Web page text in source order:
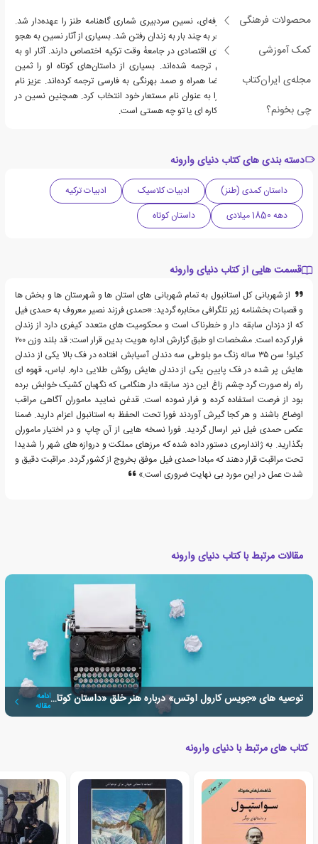
محصولات فرهنگی
کمک آموزشی
مجله‌ی ایران‌کتاب
چی بخونم؟
پس از خدمت افسری حرفه‌ای، نسین سردبیری شماری گاهنامه طنز را عهده‌دار شد.
دیدگاه‌های سیاسی او منجر به چند بار به زندان رفتن شد. بسیاری از آثار نسین به هجو
دیوان‌سالاری و نابرابری‌های اقتصادی در جامعهٔ وقت ترکیه اختصاص دارند. آثار او به
بیش از ۳۰ زبان گوناگون ترجمه شده‌اند. بسیاری از داستان‌های کوتاه او را ثمین
باغچه‌بان، احمد شاملو، رضا همراه و صمد بهرنگی به فارسی ترجمه کرده‌اند. عزیز نام
پدرش بود و او این نام را به عنوان نام مستعار خود انتخاب کرد. همچنین نسین در
زبان ترکی به معنای تو چه کاره ای یا تو چه هستی است.
دسته بندی های کتاب دنیای وارونه
داستان کمدی (طنز) ادبیات کلاسیک
ادبیات ترکیه
دهه 1850 میلادی
داستان کوتاه
قسمت هایی از کتاب دنیای وارونه
از شهربانی کل استانبول به تمام شهربانی های استان ها و شهرستان ها و بخش ها
و قصبات بخشنامه زیر تلگرافی مخابره گردید: «حمدی فرزند نصیر معروف به حمدی فیل
که از دزدان سابقه دار و خطرناک است و محکومیت های متعدد کیفری دارد از زندان
فرار کرده است. مشخصات او طبق گزارش اداره هویت بدین قرار است: قد بلند وزن ۲۰۰
کیلو! سن ۳۵ ساله زنگ مو بلوطی سه دندان آسیابش افتاده در فک بالا یکی از دندان
هایش پر شده در فک پایین یکی از دندان هایش روکش طلایی داره. لباس، قهوه ای
راه راه صورت گرد چشم زاغ این دزد سابقه دار هنگامی که نگهبان کشیک خوابش برده
بود از فرصت استفاده کرده و فرار نموده است. قدغن نمایید ماموران آگاهی مراقب
اوضاع باشند و هر کجا گیرش آوردند فورا تحت الحفظ به استانبول اعزام دارید. ضمنا
عکس حمدی فیل نیر ارسال گردید. فورا نسخه هایی از آن چاپ و در اختیار ماموران
بگذارید. به ژاندارمری دستور داده شده که مرزهای مملکت و دروازه های شهر را شدیدا
تحت مراقبت قرار دهند که مبادا حمدی فیل موفق بخروج از کشور گردد. مراقبت دقیق و
شدت عمل در این مورد بی نهایت ضروری است.»
مقالات مرتبط با کتاب دنیای وارونه
توصیه های «جویس کارول اوتس» درباره هنر خلق «داستان کوتاه»ادامه
مقاله
کتاب های مرتبط با دنیای وارونه